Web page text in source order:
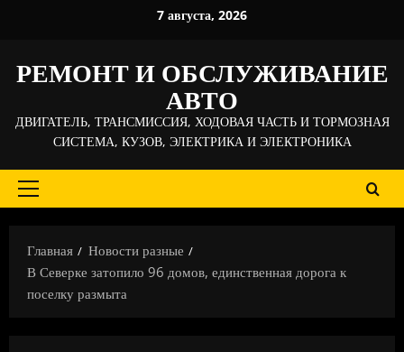
7 августа, 2026
РЕМОНТ И ОБСЛУЖИВАНИЕ
АВТО
ДВИГАТЕЛЬ, ТРАНСМИССИЯ, ХОДОВАЯ ЧАСТЬ И ТОРМОЗНАЯ
СИСТЕМА, КУЗОВ, ЭЛЕКТРИКА И ЭЛЕКТРОНИКА
Основное
Главная
Новости разные
В Северке затопило 96 домов, единственная дорога к
поселку размыта